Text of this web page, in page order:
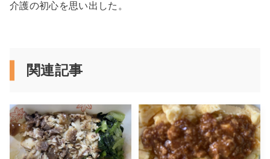
介護の初心を思い出した。
関連記事